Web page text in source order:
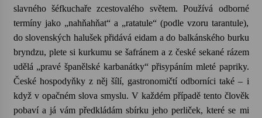
slavnéhošéfkuchaře zcestovalého světem. Používá odborné
termíny jako „nahňahňat“ a „ratatule“ (podle vzoru tarantule),
do slovenských halušek přidává eidam a do balkánského burku
bryndzu, plete si kurkumu se šafránem a z české sekané rázem
udělá „pravé španělské karbanátky“ přisypáním mleté papriky.
České hospodyňky z něj šílí, gastronomičtí odborníci také – i
když v opačném slova smyslu. V každém případě tento člověk
pobaví a já vám předkládám sbírku jeho perliček, které se mi